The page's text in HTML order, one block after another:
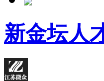
新金坛人